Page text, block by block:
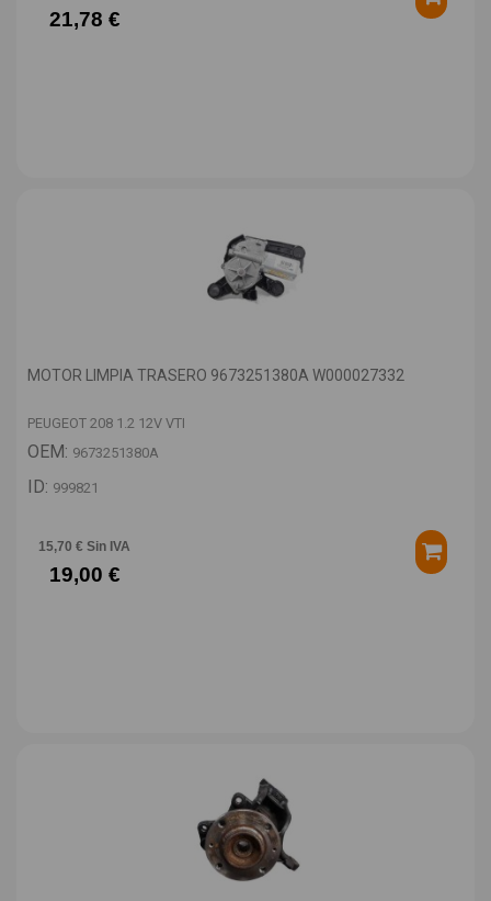
21,78 €
MOTOR LIMPIA TRASERO 9673251380A W000027332
PEUGEOT 208 1.2 12V VTI
OEM: 9673251380A
ID: 999821
15,70 € Sin IVA
19,00 €